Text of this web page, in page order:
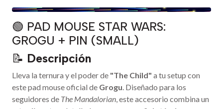
🟢 PAD MOUSE STAR WARS:
GROGU + PIN (SMALL)
📝 Descripción
Lleva la ternura y el poder de "The Child" a tu setup con
este pad mouse oficial de Grogu. Diseñado para los
seguidores de The Mandalorian, este accesorio combina un